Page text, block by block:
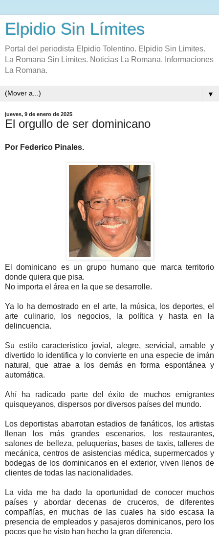
Elpidio Sin Límites
Portal del periodista Elpidio Tolentino. Elpidio Sin Limites.
La Romana Sin Limites. Noticias La Romana. Informaciones
La Romana.
▼
jueves, 9 de enero de 2025
El orgullo de ser dominicano
Por Federico Pinales.
El dominicano es un grupo humano que marca territorio
donde quiera que pisa.
No importa el área en la que se desarrolle.
Ya lo ha demostrado en el arte, la música, los deportes, el
arte culinario, los negocios, la política y hasta en la
delincuencia.
Su estilo característico jovial, alegre, servicial, amable y
divertido lo identifica y lo convierte en una especie de imán
natural, que atrae a los demás en forma espontánea y
automática.
Ahí ha radicado parte del éxito de muchos emigrantes
quisqueyanos, dispersos por diversos países del mundo.
Los deportistas abarrotan estadios de fanáticos, los artistas
llenan los más grandes escenarios, los restaurantes,
salones de belleza, peluquerías, bases de taxis, talleres de
mecánica, centros de asistencias médica, supermercados y
bodegas de los dominicanos en el exterior, viven llenos de
clientes de todas las nacionalidades.
La vida me ha dado la oportunidad de conocer muchos
países y abordar decenas de cruceros, de diferentes
compañías, en muchas de las cuales ha sido escasa la
presencia de empleados y pasajeros dominicanos, pero los
pocos que he visto han hecho la gran diferencia.